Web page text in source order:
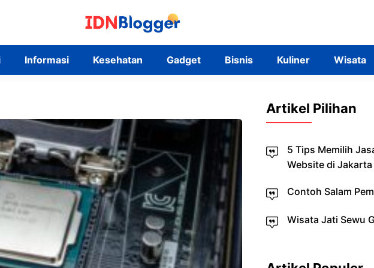
Informasi Kesehatan Gadget Bisnis Kuliner Wisata
Artikel Pilihan
5 Tips Memilih
Website di Jakarta
Contoh Salam
Wisata Jati Sewu